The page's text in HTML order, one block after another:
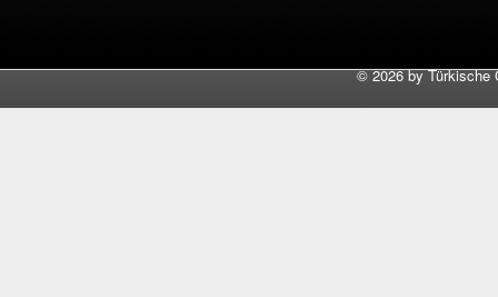
©2026 by Türkische